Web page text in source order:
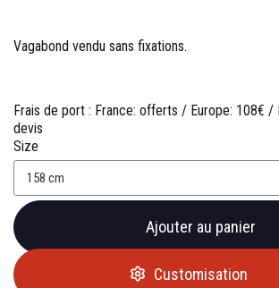
Vagabond vendu sans fixations.
Frais de port : France: offerts / Europe: 108€ /
devis
Size
Ajouter au panier
Customisation